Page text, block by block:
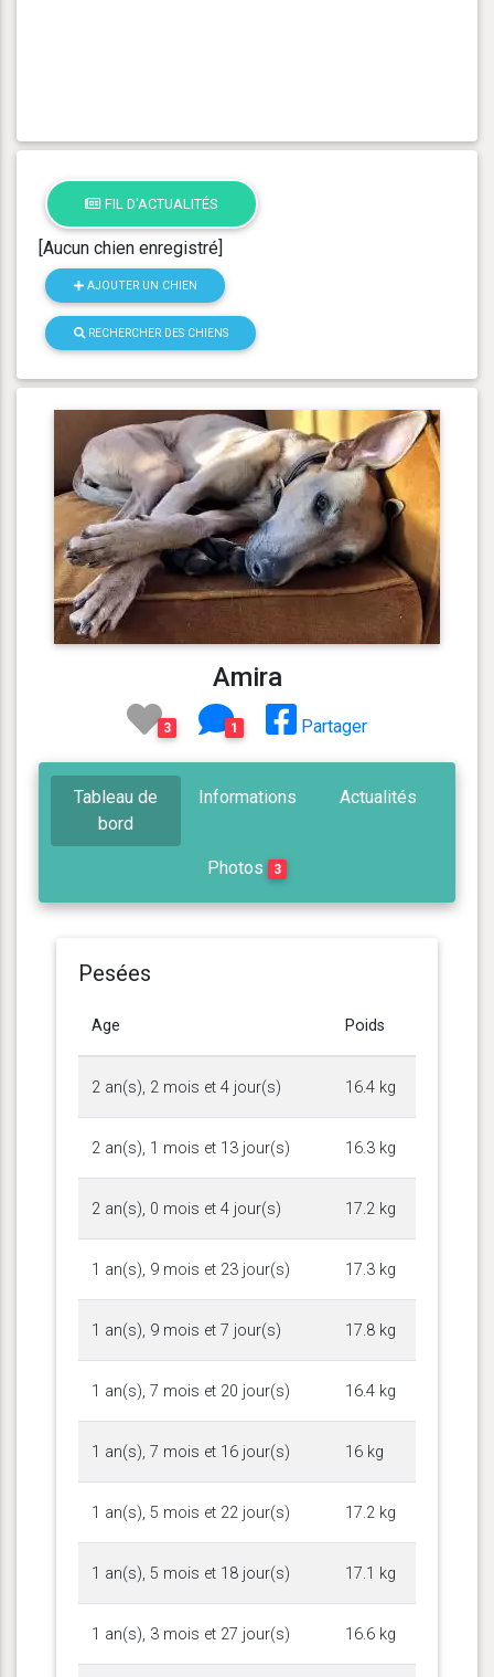
FIL D'ACTUALITÉS
[Aucun chien enregistré]
AJOUTER UN CHIEN
RECHERCHER DES CHIENS
Amira
3 1 Partager
Tableau de
bord
Informations Actualités
Photos 3
Pesées
Age Poids
2 an(s), 2 mois et 4 jour(s) 16.4 kg
2 an(s), 1 mois et 13 jour(s) 16.3 kg
2 an(s), 0 mois et 4 jour(s) 17.2 kg
1 an(s), 9 mois et 23 jour(s) 17.3 kg
1 an(s), 9 mois et 7 jour(s) 17.8 kg
1 an(s), 7 mois et 20 jour(s) 16.4 kg
1 an(s), 7 mois et 16 jour(s) 16 kg
1 an(s), 5 mois et 22 jour(s) 17.2 kg
1 an(s), 5 mois et 18 jour(s) 17.1 kg
1 an(s), 3 mois et 27 jour(s) 16.6 kg